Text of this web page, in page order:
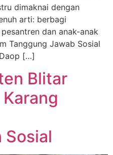
dimaknai dengan
arti: berbagi
dan anak-anak
Tanggung Jawab Sosial
[…]
Blitar
Sosial